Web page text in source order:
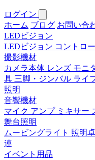
ログイン
ホーム ブログ お問い合
LEDビジョン
LEDビジョン コントロ
撮影機材
カメラ本体 レンズ モニ
具 三脚・ジンバル ライ
照明
音響機材
マイク アンプ ミキサー
舞台照明
ムービングライト 照明卓
連
イベント用品